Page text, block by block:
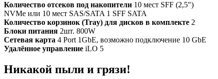
Количество отсеков под накопители 10 мест SFF (2,5")
NVMe или 10 мест SAS/SATA 1 SFF SATA
Количество корзинок (Tray) для дисков в комплекте 2
Блоки питания 2шт. 800W
Сетевая карта 4 Port 1GbE, возможно подключение 10 GbE
Удалённое управление iLO 5
Никакой пыли и грязи!